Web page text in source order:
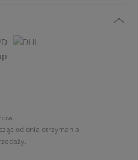
od dnia otrzymania